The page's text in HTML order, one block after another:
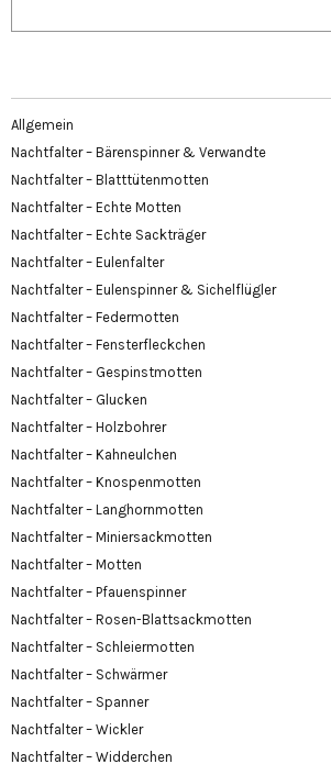
Allgemein
Nachtfalter – Bärenspinner & Verwandte
Nachtfalter – Blatttütenmotten
Nachtfalter – Echte Motten
Nachtfalter – Echte Sackträger
Nachtfalter – Eulenfalter
Nachtfalter – Eulenspinner & Sichelflügler
Nachtfalter – Federmotten
Nachtfalter – Fensterfleckchen
Nachtfalter – Gespinstmotten
Nachtfalter – Glucken
Nachtfalter – Holzbohrer
Nachtfalter – Kahneulchen
Nachtfalter – Knospenmotten
Nachtfalter – Langhornmotten
Nachtfalter – Miniersackmotten
Nachtfalter – Motten
Nachtfalter – Pfauenspinner
Nachtfalter – Rosen-Blattsackmotten
Nachtfalter – Schleiermotten
Nachtfalter – Schwärmer
Nachtfalter – Spanner
Nachtfalter – Wickler
Nachtfalter – Widderchen